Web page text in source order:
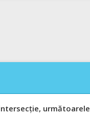
următoarele